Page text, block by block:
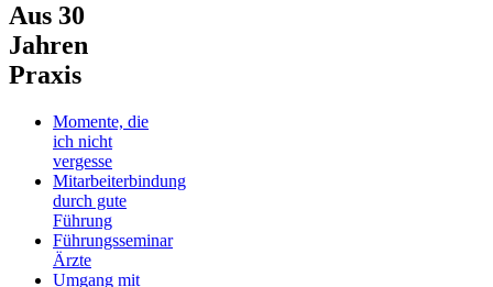
Aus 30
Jahren
Praxis
Momente, die
ich nicht
vergesse
Mitarbeiterbindung
durch gute
Führung
Führungsseminar
Ärzte
Umgang mit